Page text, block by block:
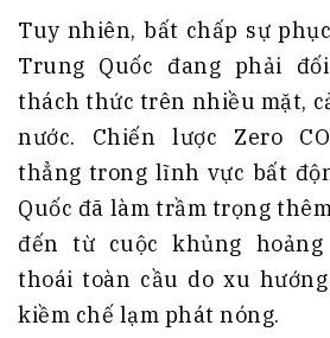
Tuy nhiên, bất chấp sự
Trung Quốc đang phải
thách thức trên nhiều mặt,
nước. Chiến lược Zero
thẳng trong lĩnh vực bất
Quốc đã làm trầm trọng
đến từ cuộc khủng
thoái toàn cầu do xu
kiềm chế lạm phát nóng.